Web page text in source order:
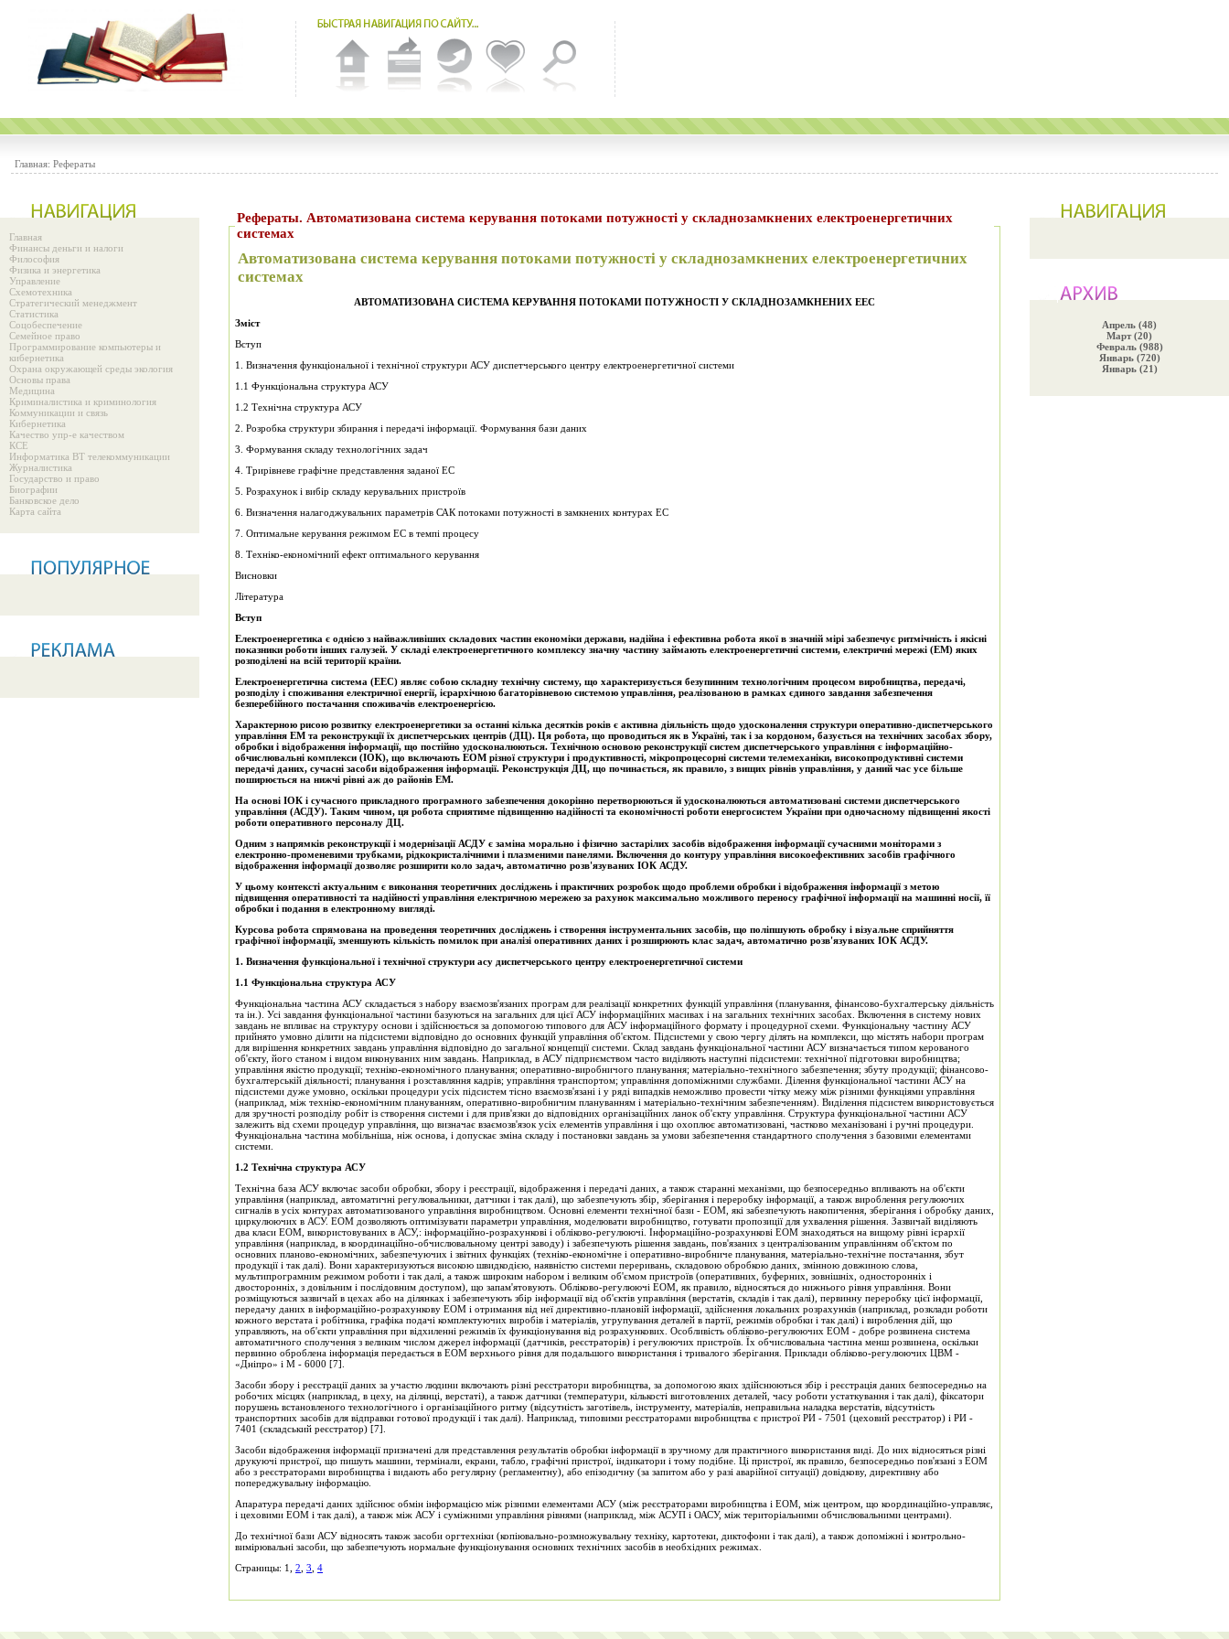
Главная: Рефераты
Главная
Финансы деньги и налоги
Философия
Физика и энергетика
Управление
Схемотехника
Стратегический менеджмент
Статистика
Соцобеспечение
Семейное право
Программирование компьютеры и
кибернетика
Охрана окружающей среды экология
Основы права
Медицина
Криминалистика и криминология
Коммуникации и связь
Кибернетика
Качество упр-е качеством
КСЕ
Информатика ВТ телекоммуникации
Журналистика
Государство и право
Биографии
Банковское дело
Карта сайта
Рефераты. Автоматизована система керування потоками потужності у складнозамкнених електроенергетичних
системах
Автоматизована система керування потоками потужності у складнозамкнених електроенергетичних
системах
АВТОМАТИЗОВАНА СИСТЕМА КЕРУВАННЯ ПОТОКАМИ ПОТУЖНОСТІ У СКЛАДНОЗАМКНЕНИХ ЕЕС
Зміст
Вступ
1. Визначення функціональної і технічної структури АСУ диспетчерського центру електроенергетичної системи
1.1 Функціональна структура АСУ
1.2 Технічна структура АСУ
2. Розробка структури збирання і передачі інформації. Формування бази даних
3. Формування складу технологічних задач
4. Трирівневе графічне представлення заданої ЕС
5. Розрахунок і вибір складу керувальних пристроїв
6. Визначення налагоджувальних параметрів САК потоками потужності в замкнених контурах ЕС
7. Оптимальне керування режимом ЕС в темпі процесу
8. Техніко-економічний ефект оптимального керування
Висновки
Література
Вступ
Електроенергетика є однією з найважливіших складових частин економіки держави, надійна і ефективна робота якої в значній мірі забезпечує ритмічність і якісні
показники роботи інших галузей. У складі електроенергетичного комплексу значну частину займають електроенергетичні системи, електричні мережі (ЕМ) яких
розподілені на всій території країни.
Електроенергетична система (ЕЕС) являє собою складну технічну систему, що характеризується безупинним технологічним процесом виробництва, передачі,
розподілу і споживання електричної енергії, ієрархічною багаторівневою системою управління, реалізованою в рамках єдиного завдання забезпечення
безперебійного постачання споживачів електроенергією.
Характерною рисою розвитку електроенергетики за останні кілька десятків років є активна діяльність щодо удосконалення структури оперативно-диспетчерського
управління ЕМ та реконструкції їх диспетчерських центрів (ДЦ). Ця робота, що проводиться як в Україні, так і за кордоном, базується на технічних засобах збору,
обробки і відображення інформації, що постійно удосконалюються. Технічною основою реконструкції систем диспетчерського управління є інформаційно-
обчислювальні комплекси (ІОК), що включають ЕОМ різної структури і продуктивності, мікропроцесорні системи телемеханіки, високопродуктивні системи
передачі даних, сучасні засоби відображення інформації. Реконструкція ДЦ, що починається, як правило, з вищих рівнів управління, у даний час усе більше
поширюється на нижчі рівні аж до районів ЕМ.
На основі ІОК і сучасного прикладного програмного забезпечення докорінно перетворюються й удосконалюються автоматизовані системи диспетчерського
управління (АСДУ). Таким чином, ця робота сприятиме підвищенню надійності та економічності роботи енергосистем України при одночасному підвищенні якості
роботи оперативного персоналу ДЦ.
Одним з напрямків реконструкції і модернізації АСДУ є заміна морально і фізично застарілих засобів відображення інформації сучасними моніторами з
електронно-променевими трубками, рідкокристалічними і плазменими панелями. Включення до контуру управління високоефективних засобів графічного
відображення інформації дозволяє розширити коло задач, автоматично розв'язуваних ІОК АСДУ.
У цьому контексті актуальним є виконання теоретичних досліджень і практичних розробок щодо проблеми обробки і відображення інформації з метою
підвищення оперативності та надійності управління електричною мережею за рахунок максимально можливого переносу графічної інформації на машинні носії, її
обробки і подання в електронному вигляді.
Курсова робота спрямована на проведення теоретичних досліджень і створення інструментальних засобів, що поліпшують обробку і візуальне сприйняття
графічної інформації, зменшують кількість помилок при аналізі оперативних даних і розширюють клас задач, автоматично розв'язуваних ІОК АСДУ.
1. Визначення функціональної і технічної структури асу диспетчерського центру електроенергетичної системи
1.1 Функціональна структура АСУ
Функціональна частина АСУ складається з набору взаємозв'язаних програм для реалізації конкретних функцій управління (планування, фінансово-бухгалтерську діяльність
та ін.). Усі завдання функціональної частини базуються на загальних для цієї АСУ інформаційних масивах і на загальних технічних засобах. Включення в систему нових
завдань не впливає на структуру основи і здійснюється за допомогою типового для АСУ інформаційного формату і процедурної схеми. Функціональну частину АСУ
прийнято умовно ділити на підсистеми відповідно до основних функцій управління об'єктом. Підсистеми у свою чергу ділять на комплекси, що містять набори програм
для вирішення конкретних завдань управління відповідно до загальної концепції системи. Склад завдань функціональної частини АСУ визначається типом керованого
об'єкту, його станом і видом виконуваних ним завдань. Наприклад, в АСУ підприємством часто виділяють наступні підсистеми: технічної підготовки виробництва;
управління якістю продукції; техніко-економічного планування; оперативно-виробничого планування; матеріально-технічного забезпечення; збуту продукції; фінансово-
бухгалтерській діяльності; планування і розставляння кадрів; управління транспортом; управління допоміжними службами. Ділення функціональної частини АСУ на
підсистеми дуже умовно, оскільки процедури усіх підсистем тісно взаємозв'язані і у ряді випадків неможливо провести чітку межу між різними функціями управління
(наприклад, між техніко-економічним плануванням, оперативно-виробничим плануванням і матеріально-технічним забезпеченням). Виділення підсистем використовується
для зручності розподілу робіт із створення системи і для прив'язки до відповідних організаційних ланок об'єкту управління. Структура функціональної частини АСУ
залежить від схеми процедур управління, що визначає взаємозв'язок усіх елементів управління і що охоплює автоматизовані, частково механізовані і ручні процедури.
Функціональна частина мобільніша, ніж основа, і допускає зміна складу і постановки завдань за умови забезпечення стандартного сполучення з базовими елементами
системи.
1.2 Технічна структура АСУ
Технічна база АСУ включає засоби обробки, збору і реєстрації, відображення і передачі даних, а також старанні механізми, що безпосередньо впливають на об'єкти
управління (наприклад, автоматичні регулювальники, датчики і так далі), що забезпечують збір, зберігання і переробку інформації, а також вироблення регулюючих
сигналів в усіх контурах автоматизованого управління виробництвом. Основні елементи технічної бази - ЕОМ, які забезпечують накопичення, зберігання і обробку даних,
циркулюючих в АСУ. ЕОМ дозволяють оптимізувати параметри управління, моделювати виробництво, готувати пропозиції для ухвалення рішення. Зазвичай виділяють
два класи ЕОМ, використовуваних в АСУ,: інформаційно-розрахункові і обліково-регулюючі. Інформаційно-розрахункові ЕОМ знаходяться на вищому рівні ієрархії
управління (наприклад, в координаційно-обчислювальному центрі заводу) і забезпечують рішення завдань, пов'язаних з централізованим управлінням об'єктом по
основних планово-економічних, забезпечуючих і звітних функціях (техніко-економічне і оперативно-виробниче планування, матеріально-технічне постачання, збут
продукції і так далі). Вони характеризуються високою швидкодією, наявністю системи переривань, складовою обробкою даних, змінною довжиною слова,
мультипрограмним режимом роботи і так далі, а також широким набором і великим об'ємом пристроїв (оперативних, буферних, зовнішніх, односторонніх і
двосторонніх, з довільним і послідовним доступом), що запам'ятовують. Обліково-регулюючі ЕОМ, як правило, відносяться до нижнього рівня управління. Вони
розміщуються зазвичай в цехах або на ділянках і забезпечують збір інформації від об'єктів управління (верстатів, складів і так далі), первинну переробку цієї інформації,
передачу даних в інформаційно-розрахункову ЕОМ і отримання від неї директивно-плановій інформації, здійснення локальних розрахунків (наприклад, розклади роботи
кожного верстата і робітника, графіка подачі комплектуючих виробів і матеріалів, угрупування деталей в партії, режимів обробки і так далі) і вироблення дій, що
управляють, на об'єкти управління при відхиленні режимів їх функціонування від розрахункових. Особливість обліково-регулюючих ЕОМ - добре розвинена система
автоматичного сполучення з великим числом джерел інформації (датчиків, реєстраторів) і регулюючих пристроїв. Їх обчислювальна частина менш розвинена, оскільки
первинно оброблена інформація передається в ЕОМ верхнього рівня для подальшого використання і тривалого зберігання. Приклади обліково-регулюючих ЦВМ -
«Дніпро» і М - 6000 [7].
Засоби збору і реєстрації даних за участю людини включають різні реєстратори виробництва, за допомогою яких здійснюються збір і реєстрація даних безпосередньо на
робочих місцях (наприклад, в цеху, на ділянці, верстаті), а також датчики (температури, кількості виготовлених деталей, часу роботи устаткування і так далі), фіксатори
порушень встановленого технологічного і організаційного ритму (відсутність заготівель, інструменту, матеріалів, неправильна наладка верстатів, відсутність
транспортних засобів для відправки готової продукції і так далі). Наприклад, типовими реєстраторами виробництва є пристрої РИ - 7501 (цеховий реєстратор) і РИ -
7401 (складський реєстратор) [7].
Засоби відображення інформації призначені для представлення результатів обробки інформації в зручному для практичного використання виді. До них відносяться різні
друкуючі пристрої, що пишуть машини, термінали, екрани, табло, графічні пристрої, індикатори і тому подібне. Ці пристрої, як правило, безпосередньо пов'язані з ЕОМ
або з реєстраторами виробництва і видають або регулярну (регламентну), або епізодичну (за запитом або у разі аварійної ситуації) довідкову, директивну або
попереджувальну інформацію.
Апаратура передачі даних здійснює обмін інформацією між різними елементами АСУ (між реєстраторами виробництва і ЕОМ, між центром, що координаційно-управляє,
і цеховими ЕОМ і так далі), а також між АСУ і суміжними управління рівнями (наприклад, між АСУП і ОАСУ, між територіальними обчислювальними центрами).
До технічної бази АСУ відносять також засоби оргтехніки (копіювально-розмножувальну техніку, картотеки, диктофони і так далі), а також допоміжні і контрольно-
вимірювальні засоби, що забезпечують нормальне функціонування основних технічних засобів в необхідних режимах.
Страницы: 1, 2 3 4
Апрель (48)
Март (20)
Февраль (988)
Январь (720)
Январь (21)